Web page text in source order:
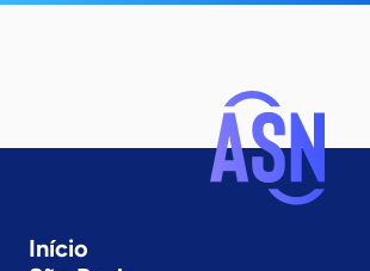
Início